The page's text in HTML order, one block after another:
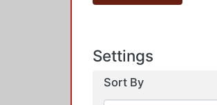
Settings
Sort By